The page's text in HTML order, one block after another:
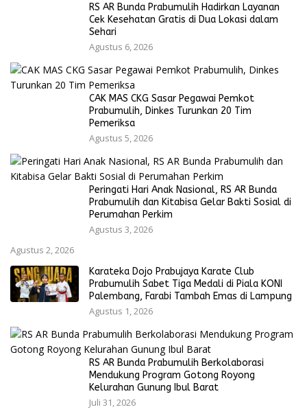
RS AR Bunda Prabumulih Hadirkan Layanan
Cek Kesehatan Gratis di Dua Lokasi dalam
Sehari
Agustus 6, 2026
CAK MAS CKG Sasar Pegawai Pemkot
Prabumulih, Dinkes Turunkan 20 Tim
Pemeriksa
Agustus 5, 2026
Peringati Hari Anak Nasional, RS AR Bunda
Prabumulih dan Kitabisa Gelar Bakti Sosial di
Perumahan Perkim
Agustus 3, 2026
Agustus 2, 2026
Karateka Dojo Prabujaya Karate Club
Prabumulih Sabet Tiga Medali di Piala KONI
Palembang, Farabi Tambah Emas di Lampung
Agustus 1, 2026
RS AR Bunda Prabumulih Berkolaborasi
Mendukung Program Gotong Royong
Kelurahan Gunung Ibul Barat
Juli 31, 2026